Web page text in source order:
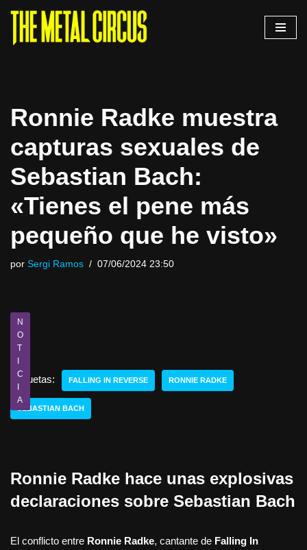
Saltar
Ronnie Radke muestra
capturas sexuales de
Sebastian Bach:
«Tienes el pene más
pequeño que he visto»
por Sergi Ramos 07/06/2024 23:50
N
O
T
I
C
I
A
Etiquetas: FALLING IN REVERSE RONNIE RADKE
SEBASTIAN BACH
Ronnie Radke hace unas explosivas
declaraciones sobre Sebastian Bach
El conflicto entre Ronnie Radke, cantante de Falling In